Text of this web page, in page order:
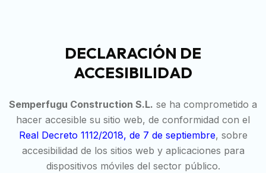
DECLARACIÓN DE
ACCESIBILIDAD
Semperfugu Construction S.L. se ha comprometido a
hacer accesible su sitio web, de conformidad con el
Real Decreto 1112/2018, de 7 de septiembre, sobre
accesibilidad de los sitios web y aplicaciones para
dispositivos móviles del sector público.